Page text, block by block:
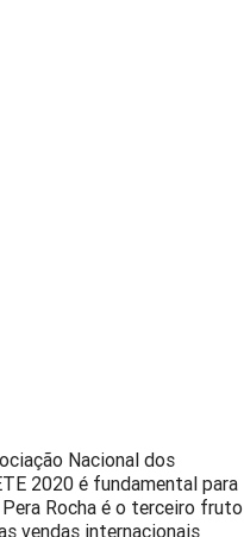
Nacional dos
2020 é fundamental para
Rocha é o terceiro fruto
vendas internacionais